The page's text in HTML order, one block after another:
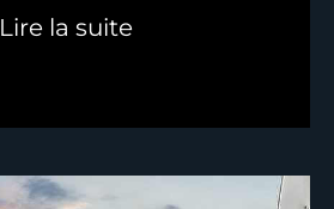
Lire la suite